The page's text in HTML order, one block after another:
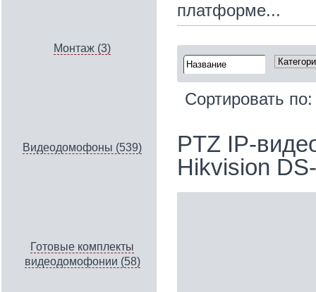
Монтаж (3)
Видеодомофоны (539)
Готовые комплекты
видеодомофонии (58)
платформе...
Сортировать
PTZ IP-
Hikvision